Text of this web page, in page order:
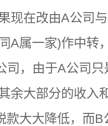
现在改由A公司
A属一家)作中转
司，由于A公司
余大部分的收入
款大大降低，而